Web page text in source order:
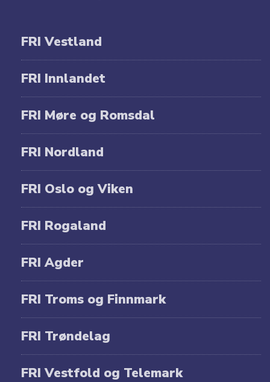
FRI Vestland
FRI Innlandet
FRI Møre og Romsdal
FRI Nordland
FRI Oslo og Viken
FRI Rogaland
FRI Agder
FRI Troms og Finnmark
FRI Trøndelag
FRI Vestfold og Telemark